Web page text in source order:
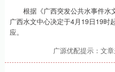
根据《广西突发公共水事件水
广西水文中心决定于4月19日19时
应。
广源优配提示：文